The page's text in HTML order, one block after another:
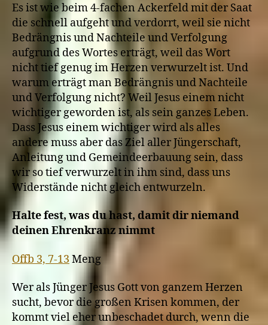
Es ist wie beim 4-fachen Ackerfeld mit der Saat
die schnell aufgeht und verdorrt, weil sie nicht
Bedrängnis und Nachteile und Verfolgung
aufgrund des Wortes erträgt, weil das Wort
nicht tief genug im Herzen verwurzelt ist. Und
warum erträgt man Bedrängnis und Nachteile
und Verfolgung nicht? Weil Jesus einem nicht
wichtiger geworden ist, als sein ganzes Leben.
Dass Jesus einem wichtiger wird als alles
andere muss aber das Ziel aller Jüngerschaft,
Anleitung und Gemeindeerbauung sein, dass
wir so tief verwurzelt in ihm sind, dass uns
Widerstände nicht gleich entwurzeln.
Halte fest, was du hast, damit dir niemand
deinen Ehrenkranz nimmt
Offb 3, 7-13 Meng
Wer als Jünger Jesus Gott von ganzem Herzen
sucht, bevor die großen Krisen kommen, der
kommt viel eher unbeschadet durch, wenn die